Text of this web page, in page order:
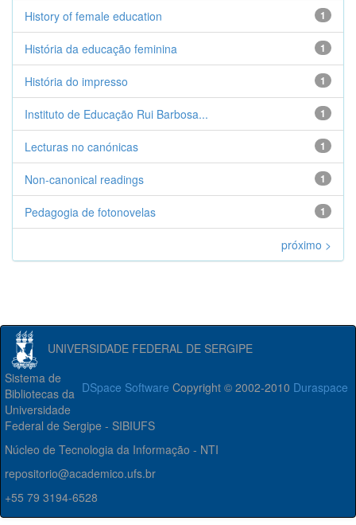
1
History of female education
1
História da educação feminina
1
História do impresso
1
Instituto de Educação Rui Barbosa...
1
Lecturas no canónicas
1
Non-canonical readings
1
Pedagogia de fotonovelas
próximo >
UNIVERSIDADE FEDERAL DE SERGIPE
DSpace Software Copyright © 2002-2010 Duraspace
Sistema de
Bibliotecas da
Universidade
Federal de Sergipe - SIBIUFS
Núcleo de Tecnologia da Informação - NTI
repositorio@academico.ufs.br
+55 79 3194-6528